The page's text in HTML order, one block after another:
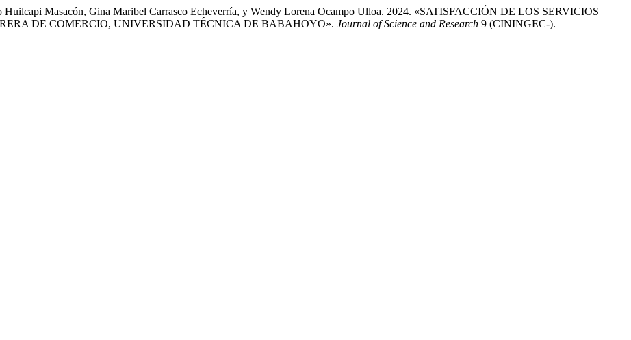
Huilcapi Masacón, Gina Maribel Carrasco Echeverría, y Wendy Lorena Ocampo Ulloa. 2024. «SATISFACCIÓN DE LOS SERVICIOS
DE COMERCIO, UNIVERSIDAD TÉCNICA DE BABAHOYO». Journal of Science and Research 9 (CININGEC-).